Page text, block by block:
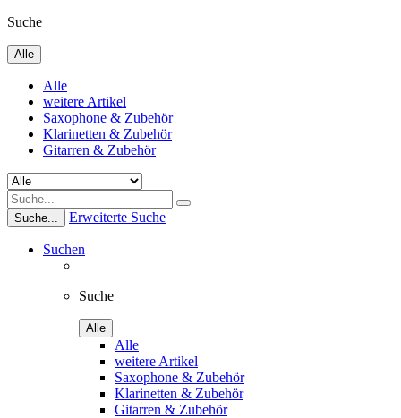
Suche
Alle
Alle
weitere Artikel
Saxophone & Zubehör
Klarinetten & Zubehör
Gitarren & Zubehör
Suche... Erweiterte Suche
Suchen
Suche
Alle
Alle
weitere Artikel
Saxophone & Zubehör
Klarinetten & Zubehör
Gitarren & Zubehör